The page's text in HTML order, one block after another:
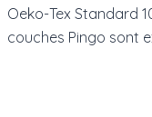
Oeko-Tex Standard
couches Pingo sont